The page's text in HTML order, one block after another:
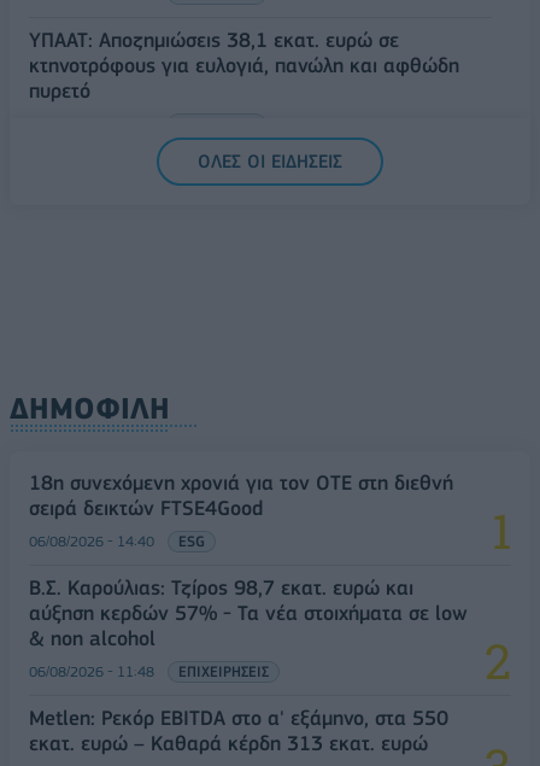
ΥΠΑΑΤ: Αποζημιώσεις 38,1 εκατ. ευρώ σε
κτηνοτρόφους για ευλογιά, πανώλη και αφθώδη
πυρετό
ΟΛΕΣ ΟΙ ΕΙΔΗΣΕΙΣ
ΔΗΜΟΦΙΛΗ
18η συνεχόμενη χρονιά για τον ΟΤΕ στη διεθνή
σειρά δεικτών FTSE4Good
06/08/2026 - 14:40 ESG
Β.Σ. Καρούλιας: Τζίρος 98,7 εκατ. ευρώ και
αύξηση κερδών 57% - Τα νέα στοιχήματα σε low
& non alcohol
06/08/2026 - 11:48 ΕΠΙΧΕΙΡΗΣΕΙΣ
Metlen: Ρεκόρ EBITDA στο α' εξάμηνο, στα 550
εκατ. ευρώ – Καθαρά κέρδη 313 εκατ. ευρώ